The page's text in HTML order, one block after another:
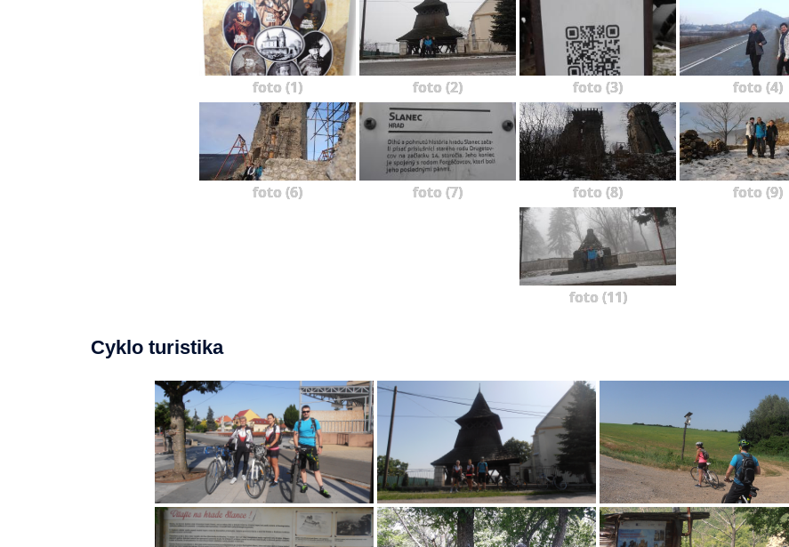
foto (1) foto (2) foto (3) foto (4)
foto (6) foto (7) foto (8) foto (9)
foto (11)
Cyklo turistika